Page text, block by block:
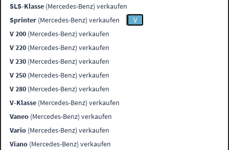
SLS-Klasse (Mercedes-Benz) verkaufen
Sprinter (Mercedes-Benz) verkaufen
V
V 200 (Mercedes-Benz) verkaufen
V 220 (Mercedes-Benz) verkaufen
V 230 (Mercedes-Benz) verkaufen
V 250 (Mercedes-Benz) verkaufen
V 280 (Mercedes-Benz) verkaufen
V-Klasse (Mercedes-Benz) verkaufen
Vaneo (Mercedes-Benz) verkaufen
Vario (Mercedes-Benz) verkaufen
Viano (Mercedes-Benz) verkaufen